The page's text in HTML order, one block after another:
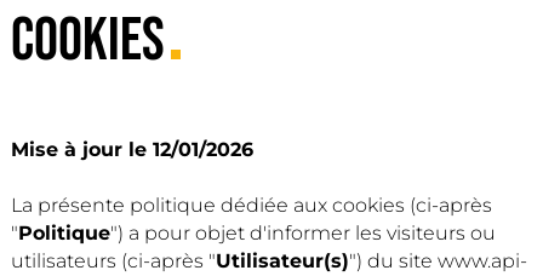
COOKIES
Mise à jour le 12/01/2026
La présente politique dédiée aux cookies (ci-après
"Politique") a pour objet d'informer les visiteurs ou
utilisateurs (ci-après "Utilisateur(s)") du site www.api-